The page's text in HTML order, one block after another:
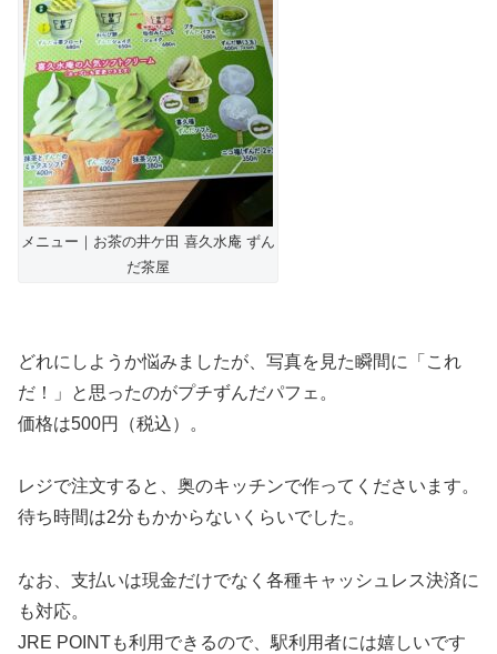
メニュー｜お茶の井ケ田 喜久水庵 ずん
だ茶屋
どれにしようか悩みましたが、写真を見た瞬間に「これ
だ！」と思ったのがプチずんだパフェ。
価格は500円（税込）。
レジで注文すると、奥のキッチンで作ってくださいます。
待ち時間は2分もかからないくらいでした。
なお、支払いは現金だけでなく各種キャッシュレス決済に
も対応。
JRE POINTも利用できるので、駅利用者には嬉しいです